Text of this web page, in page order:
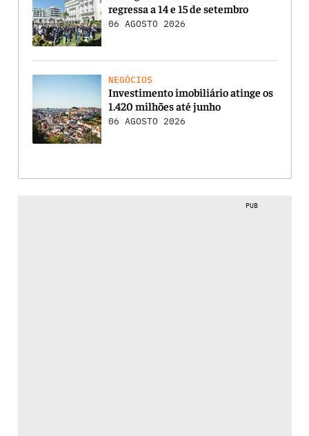
regressa a 14 e 15 de setembro
06 AGOSTO 2026
NEGÓCIOS
Investimento imobiliário atinge os
1.420 milhões até junho
06 AGOSTO 2026
PUB